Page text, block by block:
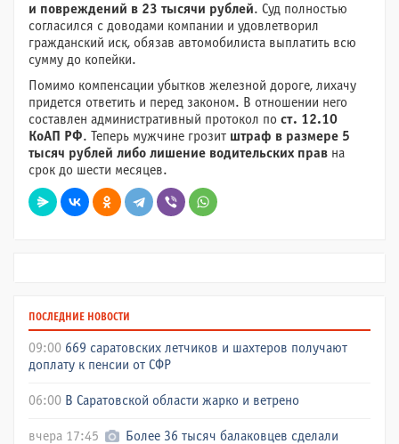
и повреждений в 23 тысячи рублей. Суд полностью
согласился с доводами компании и удовлетворил
гражданский иск, обязав автомобилиста выплатить всю
сумму до копейки.
Помимо компенсации убытков железной дороге, лихачу
придется ответить и перед законом. В отношении него
составлен административный протокол по ст. 12.10
КоАП РФ. Теперь мужчине грозит штраф в размере 5
тысяч рублей либо лишение водительских прав на
срок до шести месяцев.
ПОСЛЕДНИЕ НОВОСТИ
09:00 669 саратовских летчиков и шахтеров получают
доплату к пенсии от СФР
06:00 В Саратовской области жарко и ветрено
вчера 17:45
Более 36 тысяч балаковцев сделали